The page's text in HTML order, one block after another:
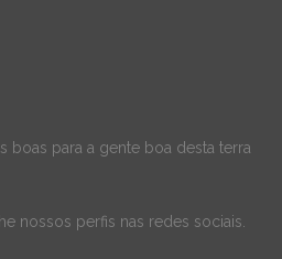
boas para a gente boa desta terra
nossos perfis nas redes sociais.